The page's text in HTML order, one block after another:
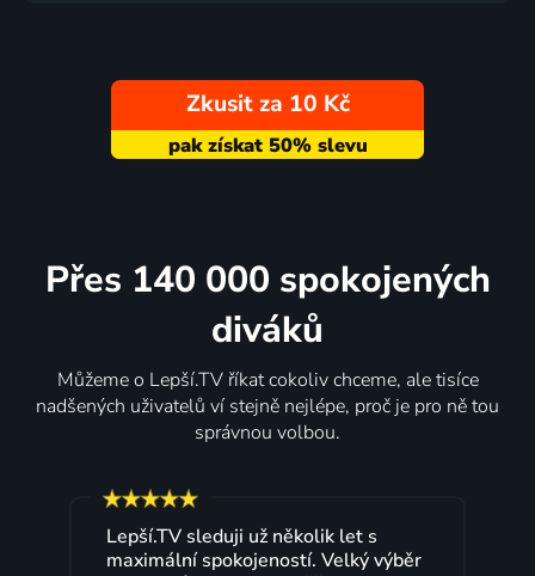
Zkusit za 10 Kč
Přes 140 000 spokojených
diváků
Můžeme o Lepší.TV říkat cokoliv chceme, ale tisíce
nadšených uživatelů ví stejně nejlépe, proč je pro ně tou
správnou volbou.
Lepší.TV sleduji už několik let s
maximální spokojeností. Velký výběr